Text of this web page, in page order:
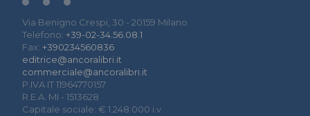
Via Benigno Crespi, 30 - 20159 Milano
Telefono: +39-02-34.56.08.1
Fax: +390234560836
editrice@ancoralibri.it
commerciale@ancoralibri.it
P.IVA IT 11964770157
R.E.A. MI - 1513628
Capitale sociale: € 1.248.000 i.v.